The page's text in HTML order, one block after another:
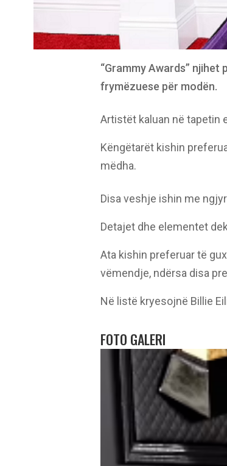
“Grammy Awards”
frymëzuese për modën.
Artistët kaluan në tapetin
Këngëtarët kishin
mëdha.
Disa veshje ishin me
Detajet dhe elementet
Ata kishin preferuar të
vëmendje, ndërsa disa
Në listë kryesojnë Billie
FOTO GALERI